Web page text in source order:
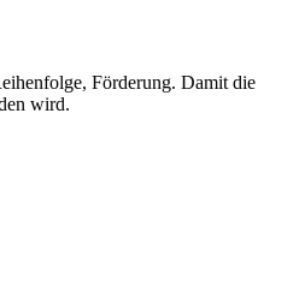
Förderung. Damit die
wird.